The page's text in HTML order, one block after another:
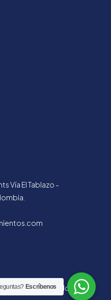
Vía El Tablazo -
reservados.
Escríbenos